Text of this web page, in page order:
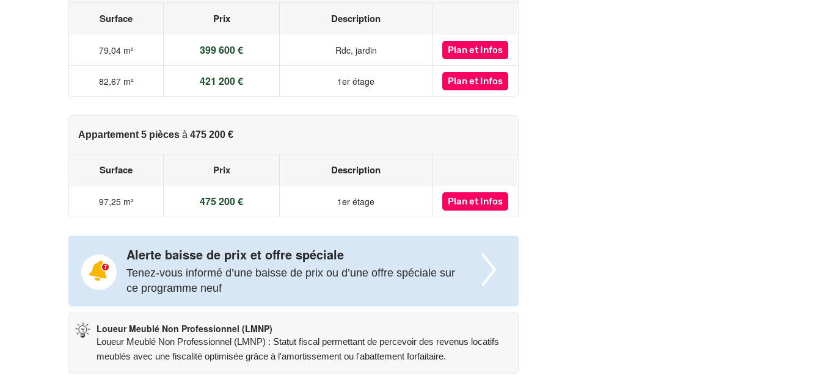
Surface Prix Description
79,04 m² 399 600 € Rdc, jardin Planet Infos
82,67 m² 421 200 € 1er étage Planet Infos
Appartement 5 pièces à 475 200 €
Surface Prix Description
97,25 m² 475 200 € 1er étage Planet Infos
Alerte baisse de prix et offre spéciale
Tenez-vous informé d’une baisse de prix ou d’une offre spéciale sur
ce programme neuf
Loueur Meublé Non Professionnel (LMNP)
Loueur Meublé Non Professionnel (LMNP) : Statut fiscal permettant de percevoir des revenus locatifs
meublés avec une fiscalité optimisée grâce à l'amortissement ou l'abattement forfaitaire.